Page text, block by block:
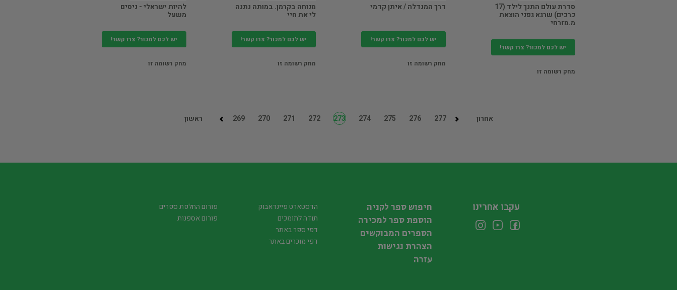
סדרת עולם התנך לילד (17
כרכים) שרגא גפני הוצאת
מ.מזרחי
יש לכם למכור? צרו קשר!
מחק רשומה זו
דרך המנדלה / איתן קדמי
יש לכם למכור? צרו קשר!
מחק רשומה זו
מנוחה בקרמן. במותה נתנה
לי את חיי
יש לכם למכור? צרו קשר!
מחק רשומה זו
להיות ישראלי - ניסים
משעל
יש לכם למכור? צרו קשר!
מחק רשומה זו
ראשון 269 270 271 272 273 274 275 276 277 אחרון
עקבו אחרינו
חיפוש ספר לקניה
הוספת ספר למכירה
הספרים המבוקשים
הצהרת נגישות
עזרה
הדסטארט פיינדאבוק
תודה לתומכים
דפי ספר באתר
דפי מוכרים באתר
פורום החלפת ספרים
פורום אספנות